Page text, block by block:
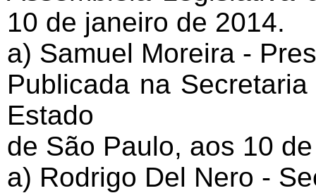
10 de janeiro de 2014.
a) Samuel Moreira -
Publicada na
Estado
de São Paulo, aos 10
a) Rodrigo Del Nero -